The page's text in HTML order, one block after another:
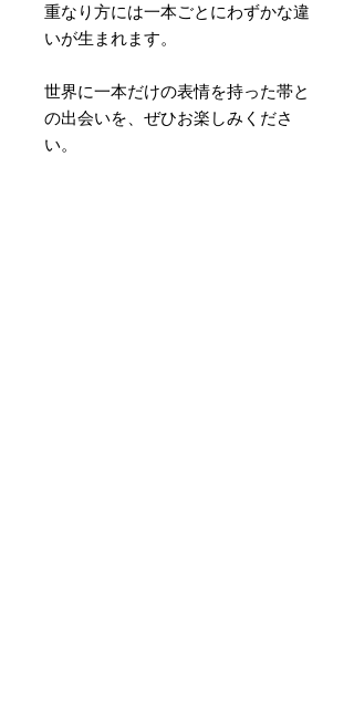
重なり方には一本ごとにわずかな違
いが生まれます。
世界に一本だけの表情を持った帯と
の出会いを、ぜひお楽しみくださ
い。